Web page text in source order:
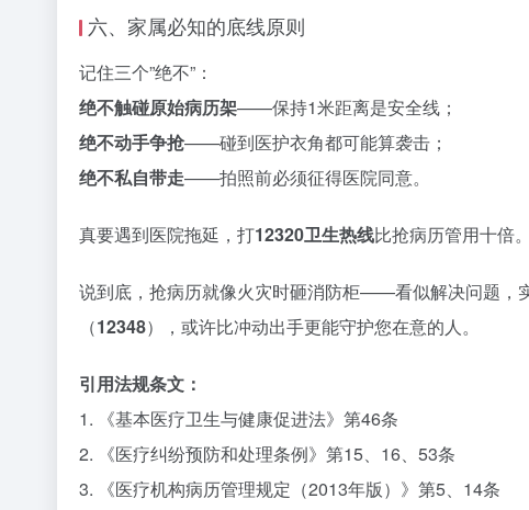
六、家属必知的底线原则
记住三个”绝不”：
绝不触碰原始病历架——保持1米距离是安全线；
绝不动手争抢——碰到医护衣角都可能算袭击；
绝不私自带走——拍照前必须征得医院同意。
真要遇到医院拖延，打12320卫生热线比抢病历管用十倍
说到底，抢病历就像火灾时砸消防柜——看似解决问题，
（12348），或许比冲动出手更能守护您在意的人。
引用法规条文：
1. 《基本医疗卫生与健康促进法》第46条
2. 《医疗纠纷预防和处理条例》第15、16、53条
3. 《医疗机构病历管理规定（2013年版）》第5、14条